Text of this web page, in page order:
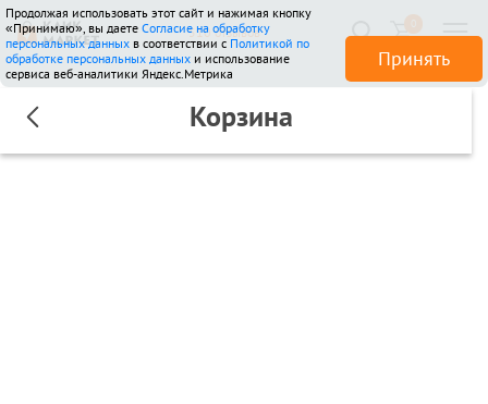
510 отзывов
Продолжая использовать этот сайт и нажимая кнопку
«Принимаю», вы даете Согласие на обработку
персональных данных в соответствии с Политикой по
обработке персональных данных и использование
сервиса веб-аналитики Яндекс.Метрика
Принять
Корзина